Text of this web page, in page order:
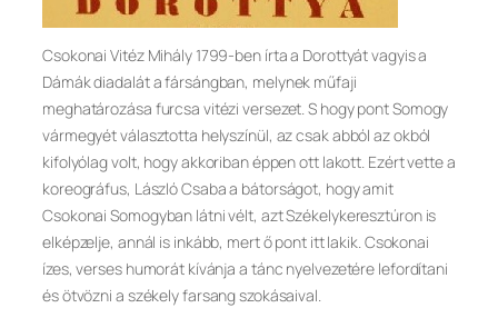
Csokonai Vitéz Mihály 1799-ben írta a Dorottyát vagyis a
Dámák diadalát a fársángban, melynek műfaji
meghatározása furcsa vitézi versezet. S hogy pont Somogy
vármegyét választotta helyszínül, az csak abból az okból
kifolyólag volt, hogy akkoriban éppen ott lakott. Ezért vette a
koreográfus, László Csaba a bátorságot, hogy amit
Csokonai Somogyban látni vélt, azt Székelykeresztúron is
elképzelje, annál is inkább, mert ő pont itt lakik. Csokonai
ízes, verses humorát kívánja a tánc nyelvezetére lefordítani
és ötvözni a székely farsang szokásaival.